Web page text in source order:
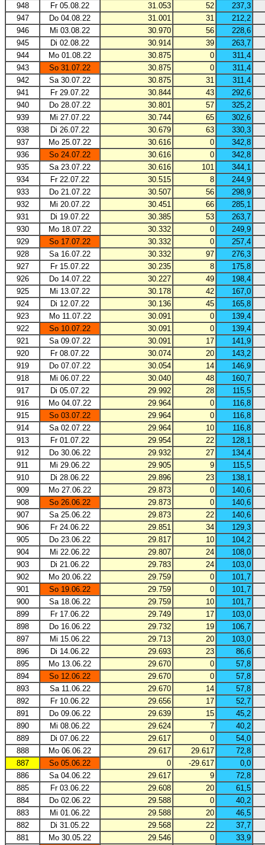
948
Fr 05.08.22 31.053 52
237,3
947
Do 04.08.22 31.001 31
212,2
946
Mi 03.08.22 30.970 56
228,6
945
Di 02.08.22 30.914 39
263,7
944
Mo 01.08.22 30.875 0
311,4
943
So 31.07.22 30.875 0
311,4
942
Sa 30.07.22 30.875 31
311,4
941
Fr 29.07.22 30.844 43
292,6
940
Do 28.07.22 30.801 57
325,2
939
Mi 27.07.22 30.744 65
302,6
938
Di 26.07.22 30.679 63
330,3
937
Mo 25.07.22 30.616 0
342,8
936
So 24.07.22 30.616 0
342,8
935
Sa 23.07.22 30.616 101
344,1
934
Fr 22.07.22 30.515 8
244,9
933
Do 21.07.22 30.507 56
298,9
932
Mi 20.07.22 30.451 66
285,1
931
Di 19.07.22 30.385 53
263,7
930
Mo 18.07.22 30.332 0
249,9
929
So 17.07.22 30.332 0
257,4
928
Sa 16.07.22 30.332 97
276,3
927
Fr 15.07.22 30.235 8
175,8
926
Do 14.07.22 30.227 49
198,4
925
Mi 13.07.22 30.178 42
167,0
924
Di 12.07.22 30.136 45
165,8
923
Mo 11.07.22 30.091 0
139,4
922
So 10.07.22 30.091 0
139,4
921
Sa 09.07.22 30.091 17
141,9
920
Fr 08.07.22 30.074 20
143,2
919
Do 07.07.22 30.054 14
146,9
918
Mi 06.07.22 30.040 48
160,7
917
Di 05.07.22 29.992 28
115,5
916
Mo 04.07.22 29.964 0
116,8
915
So 03.07.22 29.964 0
116,8
914
Sa 02.07.22 29.964 10
116,8
913
Fr 01.07.22 29.954 22
128,1
912
Do 30.06.22 29.932 27
134,4
911
Mi 29.06.22 29.905 9
115,5
910
Di 28.06.22 29.896 23
138,1
909
Mo 27.06.22 29.873 0
140,6
908
So 26.06.22 29.873 0
140,6
907
Sa 25.06.22 29.873 22
140,6
906
Fr 24.06.22 29.851 34
129,3
905
Do 23.06.22 29.817 10
104,2
904
Mi 22.06.22 29.807 24
108,0
903
Di 21.06.22 29.783 24
103,0
902
Mo 20.06.22 29.759 0
101,7
901
So 19.06.22 29.759 0
101,7
900
Sa 18.06.22 29.759 10
101,7
899
Fr 17.06.22 29.749 17
103,0
898
Do 16.06.22 29.732 19
106,7
897
Mi 15.06.22 29.713 20
103,0
896
Di 14.06.22 29.693 23
86,6
895
Mo 13.06.22 29.670 0
57,8
894
So 12.06.22 29.670 0
57,8
893
Sa 11.06.22 29.670 14
57,8
892
Fr 10.06.22 29.656 17
52,7
891
Do 09.06.22 29.639 15
45,2
890
Mi 08.06.22 29.624 7
40,2
889
Di 07.06.22 29.617 0
54,0
888
Mo 06.06.22 29.617 29.617
72,8
887
So 05.06.22 0 -29.617
0,0
886
Sa 04.06.22 29.617 9
72,8
885
Fr 03.06.22 29.608 20
61,5
884
Do 02.06.22 29.588 0
40,2
883
Mi 01.06.22 29.588 20
46,5
882
Di 31.05.22 29.568 22
37,7
881
Mo 30.05.22 29.546 0
33,9